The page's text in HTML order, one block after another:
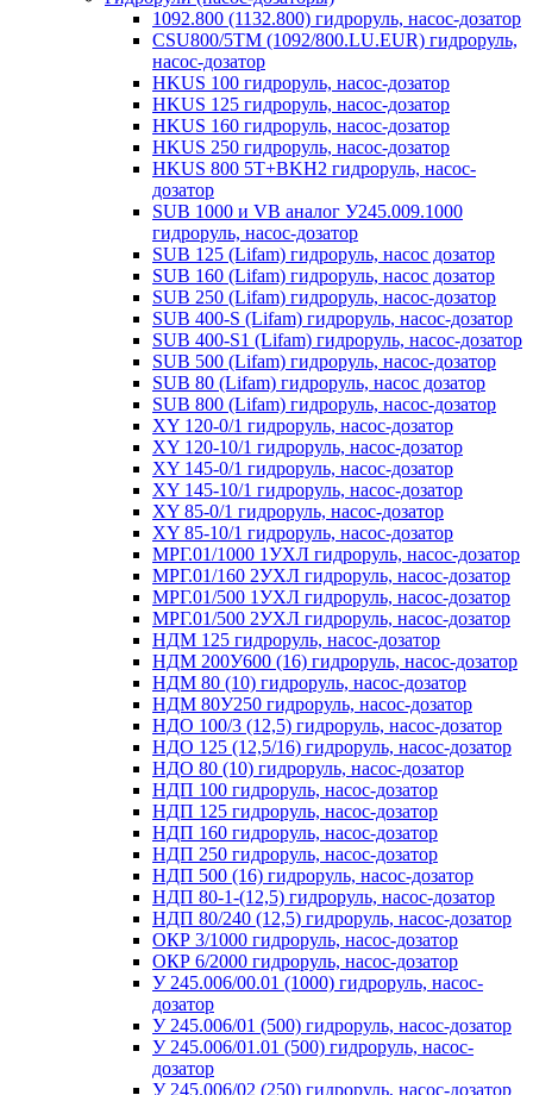
1092.800 (1132.800) гидроруль, насос-дозатор
CSU800/5TM (1092/800.LU.EUR) гидроруль,
насос-дозатор
HKUS 100 гидроруль, насос-дозатор
HKUS 125 гидроруль, насос-дозатор
HKUS 160 гидроруль, насос-дозатор
HKUS 250 гидроруль, насос-дозатор
HKUS 800 5T+BKH2 гидроруль, насос-
дозатор
SUB 1000 и VB аналог У245.009.1000
гидроруль, насос-дозатор
SUB 125 (Lifam) гидроруль, насос дозатор
SUB 160 (Lifam) гидроруль, насос дозатор
SUB 250 (Lifam) гидроруль, насос-дозатор
SUB 400-S (Lifam) гидроруль, насос-дозатор
SUB 400-S1 (Lifam) гидроруль, насос-дозатор
SUB 500 (Lifam) гидроруль, насос-дозатор
SUB 80 (Lifam) гидроруль, насос дозатор
SUB 800 (Lifam) гидроруль, насос-дозатор
XY 120-0/1 гидроруль, насос-дозатор
XY 120-10/1 гидроруль, насос-дозатор
XY 145-0/1 гидроруль, насос-дозатор
XY 145-10/1 гидроруль, насос-дозатор
XY 85-0/1 гидроруль, насос-дозатор
XY 85-10/1 гидроруль, насос-дозатор
МРГ.01/1000 1УХЛ гидроруль, насос-дозатор
МРГ.01/160 2УХЛ гидроруль, насос-дозатор
МРГ.01/500 1УХЛ гидроруль, насос-дозатор
МРГ.01/500 2УХЛ гидроруль, насос-дозатор
НДМ 125 гидроруль, насос-дозатор
НДМ 200У600 (16) гидроруль, насос-дозатор
НДМ 80 (10) гидроруль, насос-дозатор
НДМ 80У250 гидроруль, насос-дозатор
НДО 100/3 (12,5) гидроруль, насос-дозатор
НДО 125 (12,5/16) гидроруль, насос-дозатор
НДО 80 (10) гидроруль, насос-дозатор
НДП 100 гидроруль, насос-дозатор
НДП 125 гидроруль, насос-дозатор
НДП 160 гидроруль, насос-дозатор
НДП 250 гидроруль, насос-дозатор
НДП 500 (16) гидроруль, насос-дозатор
НДП 80-1-(12,5) гидроруль, насос-дозатор
НДП 80/240 (12,5) гидроруль, насос-дозатор
ОКР 3/1000 гидроруль, насос-дозатор
ОКР 6/2000 гидроруль, насос-дозатор
У 245.006/00.01 (1000) гидроруль, насос-
дозатор
У 245.006/01 (500) гидроруль, насос-дозатор
У 245.006/01.01 (500) гидроруль, насос-
дозатор
У 245.006/02 (250) гидроруль, насос-дозатор